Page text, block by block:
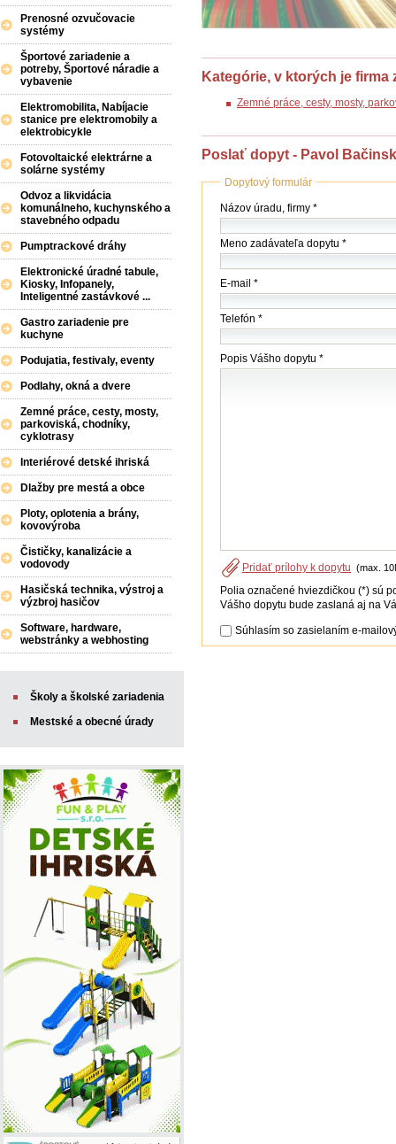
Kategórie, v ktorých je firma
Zemné práce, cesty, mosty,
Poslať dopyt - Pavol
Dopytový formulár
Názov
(firmy
/
úradu)
Názov úradu, firmy *
Meno zadávateľa dopytu *
E-mail *
Telefón *
Popis Vášho dopytu *
Pridať prílohy k dopytu (max.
Polia označené hviezdičkou (*) sú
Vášho dopytu bude zaslaná aj na
Súhlasím so zasielaním e-
Prenosné ozvučovacie
systémy
Športové zariadenie a
potreby, Športové náradie a
vybavenie
Elektromobilita, Nabíjacie
stanice pre elektromobily a
elektrobicykle
Fotovoltaické elektrárne a
solárne systémy
Odvoz a likvidácia
komunálneho, kuchynského a
stavebného odpadu
Pumptrackové dráhy
Elektronické úradné tabule,
Kiosky, Infopanely,
Inteligentné zastávkové ...
Gastro zariadenie pre
kuchyne
Podujatia, festivaly, eventy
Podlahy, okná a dvere
Zemné práce, cesty, mosty,
parkoviská, chodníky,
cyklotrasy
Interiérové detské ihriská
Dlažby pre mestá a obce
Ploty, oplotenia a brány,
kovovýroba
Čističky, kanalizácie a
vodovody
Hasičská technika, výstroj a
výzbroj hasičov
Software, hardware,
webstránky a webhosting
Školy a školské zariadenia
Mestské a obecné úrady